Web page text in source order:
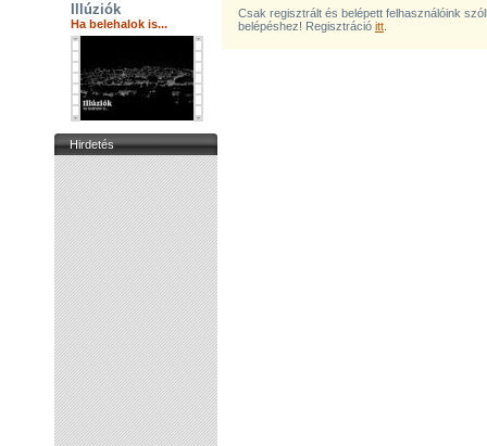
Illúziók
Ha belehalok is...
Hirdetés
Csak regisztrált és belépett felhasználóink
belépéshez! Regisztráció itt